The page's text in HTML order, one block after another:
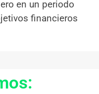
en un periodo
financieros